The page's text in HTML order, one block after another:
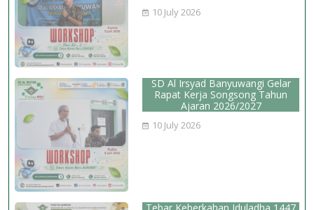
10 July 2026
SD Al Irsyad Banyuwangi Gelar
Rapat Kerja Songsong Tahun
Ajaran 2026/2027
10 July 2026